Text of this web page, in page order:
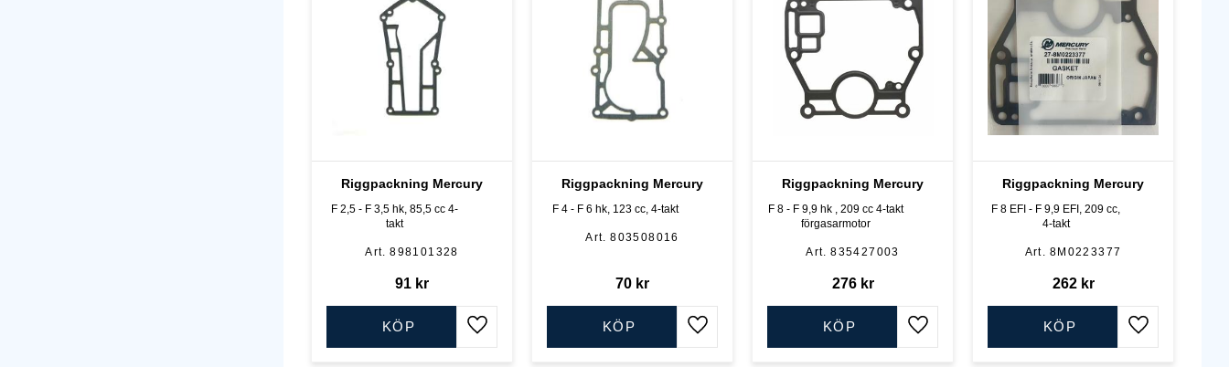
Riggpackning Mercury
F 2,5 - F 3,5 hk, 85,5 cc 4-
takt
898101328
91 kr
Lägg till i favoriter
KÖP
Riggpackning Mercury
F 4 - F 6 hk, 123 cc, 4-takt
803508016
70 kr
Lägg till i favoriter
KÖP
Riggpackning Mercury
F 8 - F 9,9 hk , 209 cc 4-takt
förgasarmotor
835427003
276kr
Lägg till i favoriter
KÖP
Riggpackning Mercury
F 8 EFI - F 9,9 EFI, 209 cc,
4-takt
8M0223377
262kr
Lägg till i
KÖP